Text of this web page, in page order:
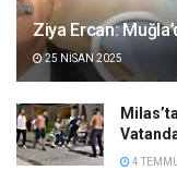
Ziya Ercan:
25 NISAN 2025
4